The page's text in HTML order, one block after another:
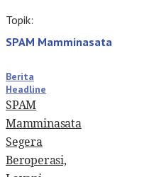
Topik:
SPAM Mamminasata
Berita
Headline
SPAM
Mamminasata
Segera
Beroperasi,